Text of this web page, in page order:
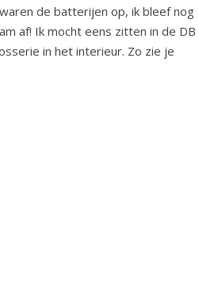
de batterijen op, ik bleef nog
af! Ik mocht eens zitten in de DB
in het interieur. Zo zie je